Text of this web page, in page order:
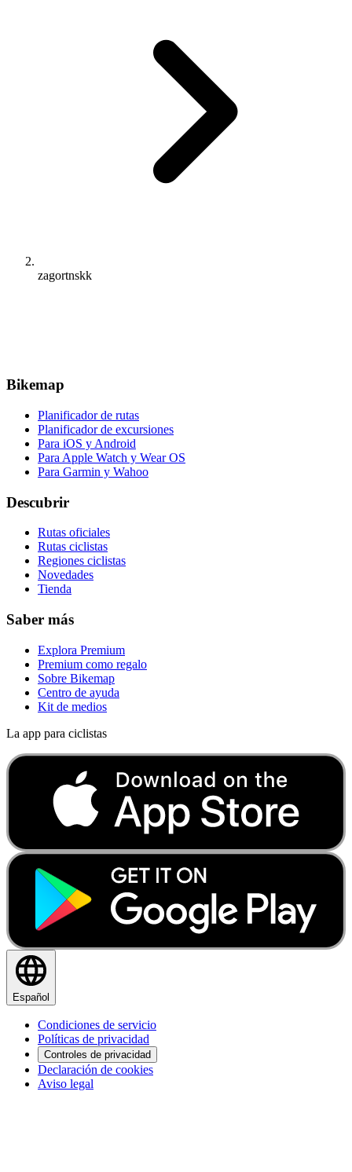
zagortnskk
Bikemap
Planificador de rutas
Planificador de excursiones
Para iOS y Android
Para Apple Watch y Wear OS
Para Garmin y Wahoo
Descubrir
Rutas oficiales
Rutas ciclistas
Regiones ciclistas
Novedades
Tienda
Saber más
Explora Premium
Premium como regalo
Sobre Bikemap
Centro de ayuda
Kit de medios
La app para ciclistas
Español
Condiciones de servicio
Políticas de privacidad
Controles de privacidad
Declaración de cookies
Aviso legal